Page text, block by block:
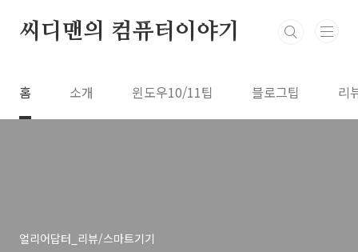
씨디맨의 컴퓨터이야기
홈 소개 윈도우10/11팁 블로그팁 리
얼리어답터_리뷰/스마트기기